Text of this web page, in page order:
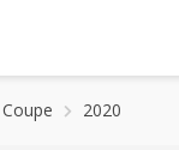
Coupe 2020